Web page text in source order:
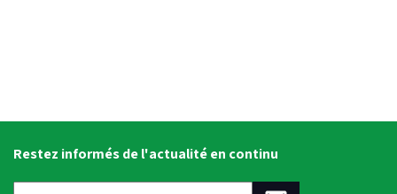
Restez informés de l'actualité en continu